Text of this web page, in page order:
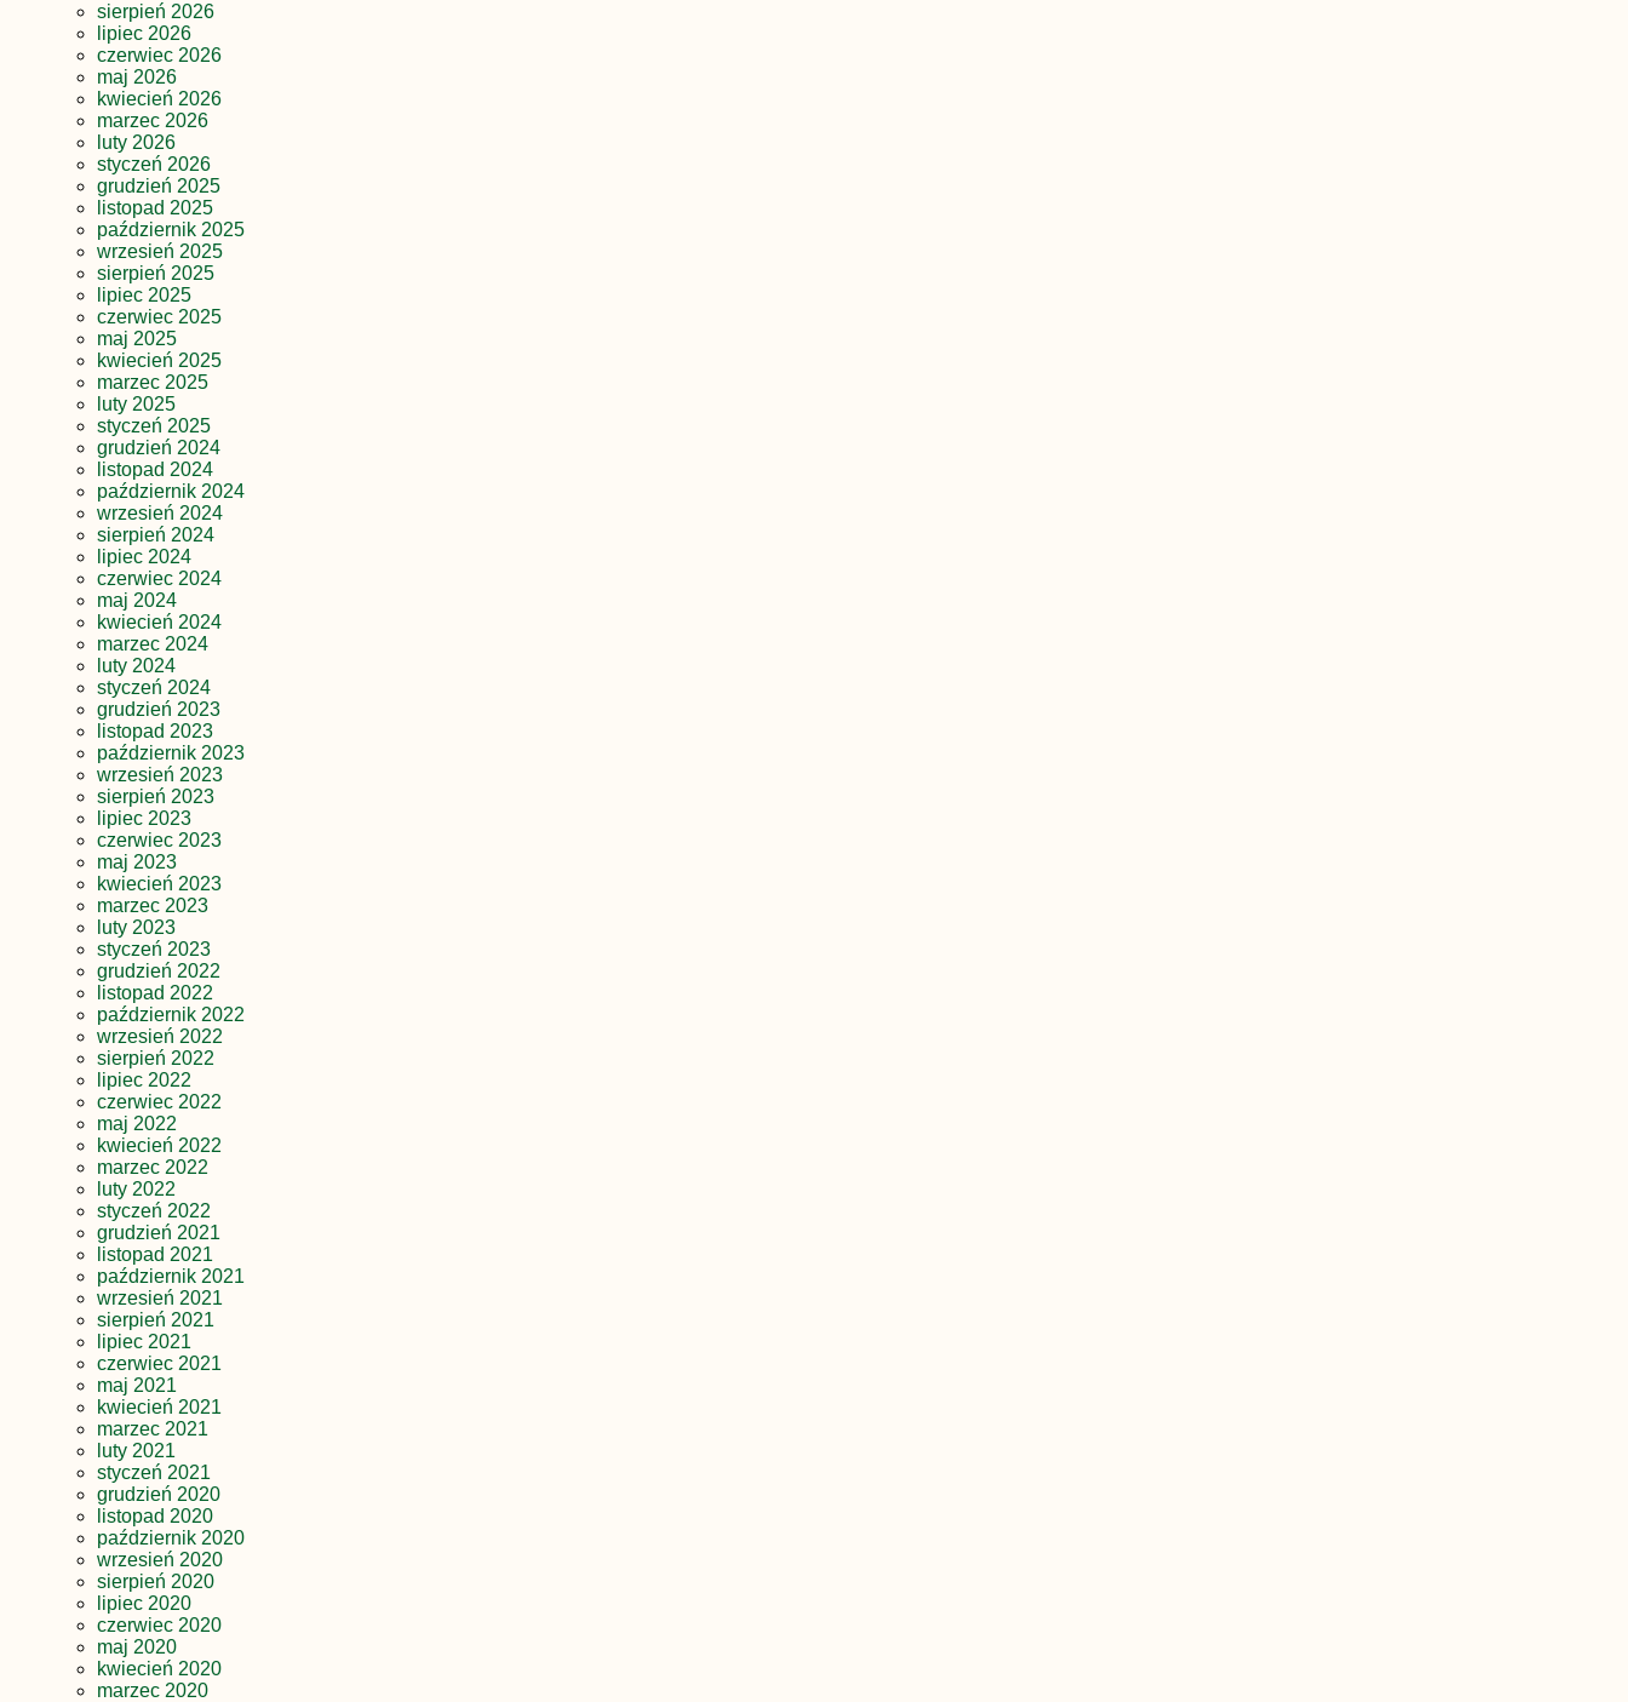
sierpień 2026
lipiec 2026
czerwiec 2026
maj 2026
kwiecień 2026
marzec 2026
luty 2026
styczeń 2026
grudzień 2025
listopad 2025
październik 2025
wrzesień 2025
sierpień 2025
lipiec 2025
czerwiec 2025
maj 2025
kwiecień 2025
marzec 2025
luty 2025
styczeń 2025
grudzień 2024
listopad 2024
październik 2024
wrzesień 2024
sierpień 2024
lipiec 2024
czerwiec 2024
maj 2024
kwiecień 2024
marzec 2024
luty 2024
styczeń 2024
grudzień 2023
listopad 2023
październik 2023
wrzesień 2023
sierpień 2023
lipiec 2023
czerwiec 2023
maj 2023
kwiecień 2023
marzec 2023
luty 2023
styczeń 2023
grudzień 2022
listopad 2022
październik 2022
wrzesień 2022
sierpień 2022
lipiec 2022
czerwiec 2022
maj 2022
kwiecień 2022
marzec 2022
luty 2022
styczeń 2022
grudzień 2021
listopad 2021
październik 2021
wrzesień 2021
sierpień 2021
lipiec 2021
czerwiec 2021
maj 2021
kwiecień 2021
marzec 2021
luty 2021
styczeń 2021
grudzień 2020
listopad 2020
październik 2020
wrzesień 2020
sierpień 2020
lipiec 2020
czerwiec 2020
maj 2020
kwiecień 2020
marzec 2020